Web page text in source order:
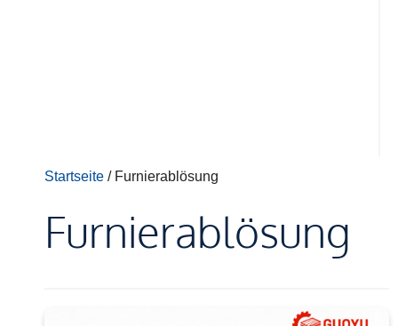
Startseite / Furnierablösung
Furnierablösung